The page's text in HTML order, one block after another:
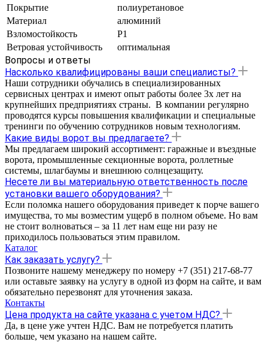
Покрытие
полиуретановое
Материал
алюминий
Взломостойкость
P1
Ветровая устойчивость
оптимальная
Вопросы и ответы
Насколько квалифицированы ваши специалисты?
Наши сотрудники обучались в специализированных
сервисных центрах и имеют опыт работы более 3х лет на
крупнейших предприятиях страны. В компании регулярно
проводятся курсы повышения квалификации и специальные
тренинги по обучению сотрудников новым технологиям.
Какие виды ворот вы предлагаете?
Мы предлагаем широкий ассортимент: гаражные и въездные
ворота, промышленные секционные ворота, роллетные
системы, шлагбаумы и внешнюю солнцезащиту.
Несете ли вы материальную ответственность после
установки вашего оборудования?
Если поломка нашего оборудования приведет к порче вашего
имущества, то мы возместим ущерб в полном объеме. Но вам
не стоит волноваться – за 11 лет нам еще ни разу не
приходилось пользоваться этим правилом.
Каталог
Как заказать услугу?
Позвоните нашему менеджеру по номеру +7 (351) 217-68-77
или оставьте заявку на услугу в одной из форм на сайте, и вам
обязательно перезвонят для уточнения заказа.
Контакты
Цена продукта на сайте указана с учетом НДС?
Да, в цене уже учтен НДС. Вам не потребуется платить
больше, чем указано на нашем сайте.